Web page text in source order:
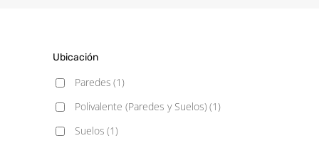
Ubicación
Paredes (1)
Polivalente (Paredes y Suelos)(1)
Suelos (1)